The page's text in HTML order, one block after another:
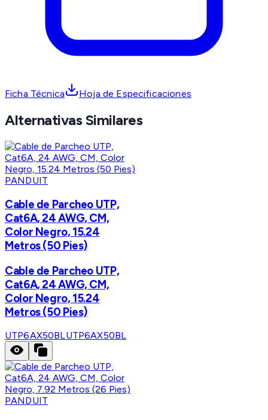
Ficha Técnica Hoja de Especificaciones
Alternativas Similares
PANDUIT
Cable de Parcheo UTP,
Cat6A, 24 AWG, CM,
Color Negro, 15.24
Metros (50 Pies)
Cable de Parcheo UTP,
Cat6A, 24 AWG, CM,
Color Negro, 15.24
Metros (50 Pies)
UTP6AX50BLUTP6AX50BL
PANDUIT